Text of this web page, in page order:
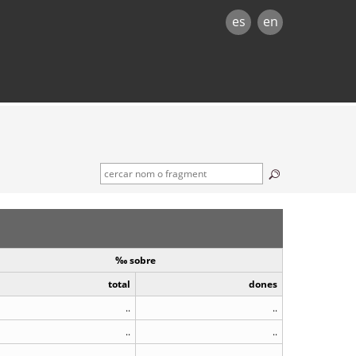
es en
‰ sobre
total
dones
..
..
..
..